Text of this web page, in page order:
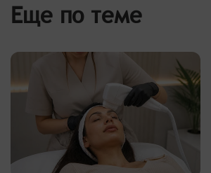
Еще по теме